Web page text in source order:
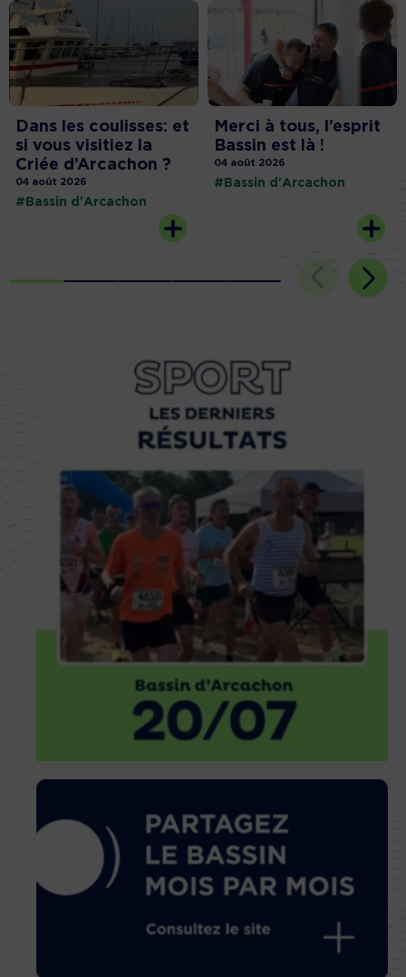
Dans les coulisses: et
si vous visitiez la
Criée d’Arcachon ?
04 août 2026
#Bassin d'Arcachon
Merci à tous, l’esprit
Bassin est là !
04 août 2026
#Bassin d'Arcachon